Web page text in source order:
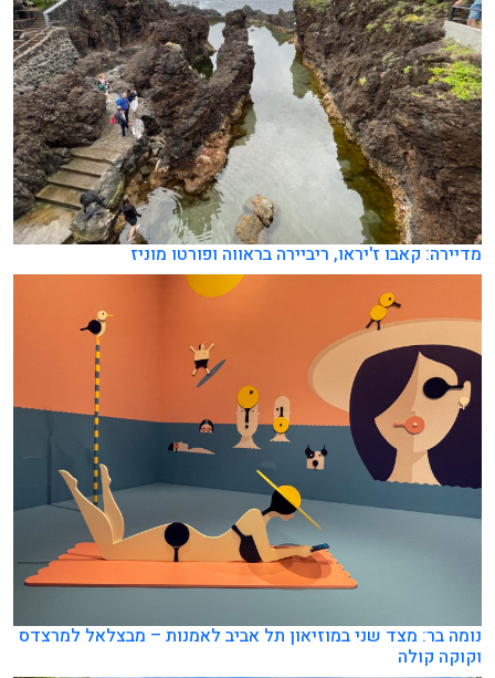
מדיירה: קאבו ז'יראו, ריביירה בראווה ופורטו מוניז
נומה בר: מצד שני במוזיאון תל אביב לאמנות – מבצלאל למרצדס
וקוקה קולה